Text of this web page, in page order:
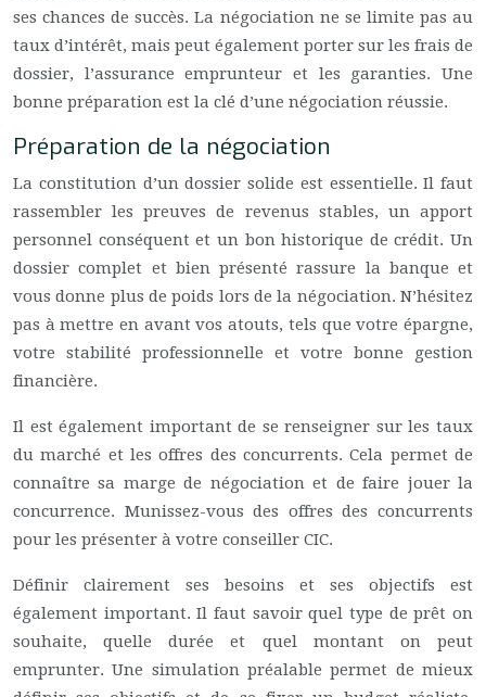
ses chances de succès. La négociation ne se limite pas au
taux d’intérêt, mais peut également porter sur les frais de
dossier, l’assurance emprunteur et les garanties. Une
bonne préparation est la clé d’une négociation réussie.
Préparation de la négociation
La constitution d’un dossier solide est essentielle. Il faut
rassembler les preuves de revenus stables, un apport
personnel conséquent et un bon historique de crédit. Un
dossier complet et bien présenté rassure la banque et
vous donne plus de poids lors de la négociation. N’hésitez
pas à mettre en avant vos atouts, tels que votre épargne,
votre stabilité professionnelle et votre bonne gestion
financière.
Il est également important de se renseigner sur les taux
du marché et les offres des concurrents. Cela permet de
connaître sa marge de négociation et de faire jouer la
concurrence. Munissez-vous des offres des concurrents
pour les présenter à votre conseiller CIC.
Définir clairement ses besoins et ses objectifs est
également important. Il faut savoir quel type de prêt on
souhaite, quelle durée et quel montant on peut
emprunter. Une simulation préalable permet de mieux